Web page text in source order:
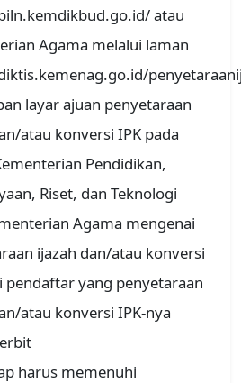
atau
Agama melalui laman
layar ajuan penyetaraan
atau konversi IPK pada
Pendidikan,
Riset, dan Teknologi
Agama mengenai
ijazah dan/atau konversi
pendaftar yang penyetaraan
atau konversi IPK-nya
harus memenuhi